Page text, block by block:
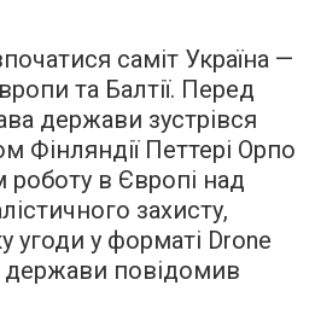
саміт Україна —
та Балтії. Перед
держави зустрівся
Фінляндії Петтері Орпо
в Європі над
захисту,
угоди у форматі Drone
держави повідомив